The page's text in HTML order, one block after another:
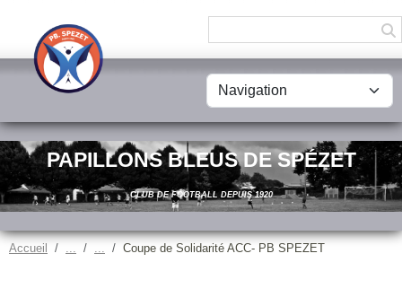
PAPILLONS BLEUS DE SPÉZET
CLUB DE FOOTBALL DEPUIS 1920
Accueil Coupe de Solidarité ACC- PB SPEZET